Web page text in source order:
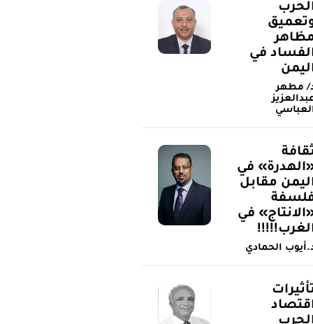
في
مطهر
في
مقابل
في
الحمادي